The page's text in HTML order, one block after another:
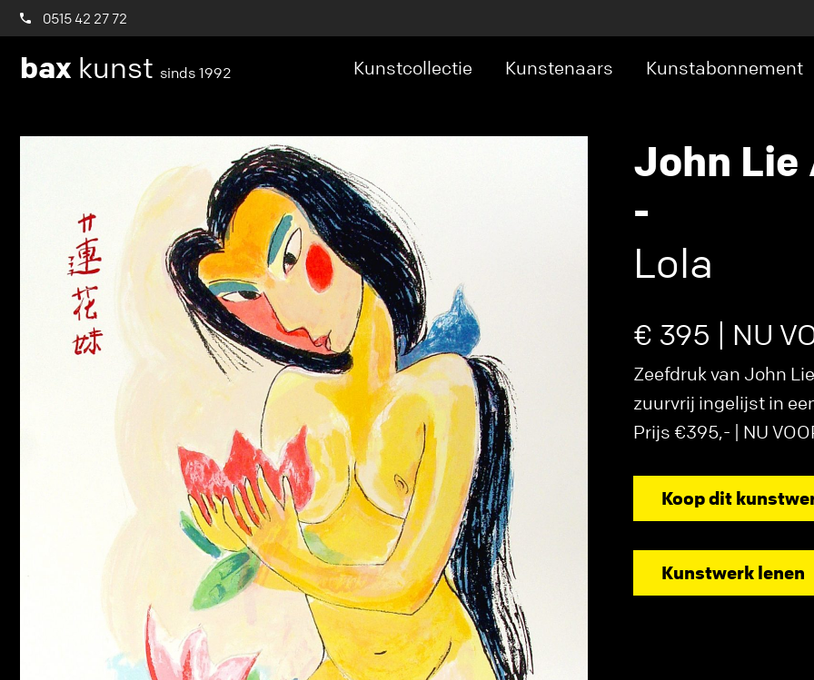
0515 42 27 72
bax kunst sinds 1992 Kunstcollectie Kunstenaars Kunstabonnement
John Lie
-
Lola
€ 395 | NU
Zeefdruk van John
zuurvrij ingelijst in
Prijs €395,- | NU
Koop dit
Kunstwerk lenen